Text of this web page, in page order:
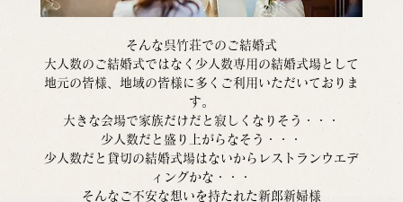
そんな呉竹荘でのご結婚式
大人数のご結婚式ではなく少人数専用の結婚式場として
地元の皆様、地域の皆様に多くご利用いただいておりま
す。
大きな会場で家族だけだと寂しくなりそう・・・
少人数だと盛り上がらなそう・・・
少人数だと貸切の結婚式場はないからレストランウエデ
ィングかな・・・
そんなご不安な想いを持たれた新郎新婦様